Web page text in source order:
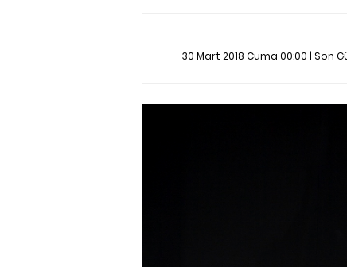
30 Mart 2018 Cuma 00:00 | Son